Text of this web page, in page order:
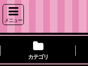
メニュー
カテゴリ